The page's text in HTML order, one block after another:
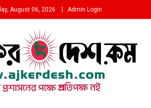
August 06, 2026 Admin Login